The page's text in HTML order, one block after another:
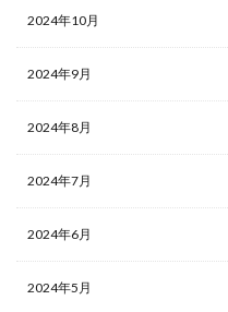
2024年10月
2024年9月
2024年8月
2024年7月
2024年6月
2024年5月